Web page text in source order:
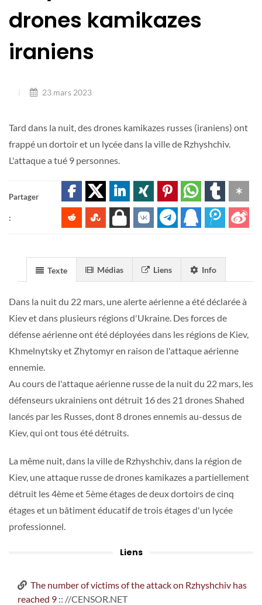
drones kamikazes
iraniens
23 mars 2023
Tard dans la nuit, des drones kamikazes russes (iraniens) ont
frappé un dortoir et un lycée dans la ville de Rzhyshchiv.
L'attaque a tué 9 personnes.
Partager
:
Texte Médias Liens Info
Dans la nuit du 22 mars, une alerte aérienne a été déclarée à
Kiev et dans plusieurs régions d'Ukraine. Des forces de
défense aérienne ont été déployées dans les régions de Kiev,
Khmelnytsky et Zhytomyr en raison de l'attaque aérienne
ennemie.
Au cours de l'attaque aérienne russe de la nuit du 22 mars, les
défenseurs ukrainiens ont détruit 16 des 21 drones Shahed
lancés par les Russes, dont 8 drones ennemis au-dessus de
Kiev, qui ont tous été détruits.
La même nuit, dans la ville de Rzhyshchiv, dans la région de
Kiev, une attaque russe de drones kamikazes a partiellement
détruit les 4ème et 5ème étages de deux dortoirs de cinq
étages et un bâtiment éducatif de trois étages d'un lycée
professionnel.
Liens
The number of victims of the attack on Rzhyshchiv has
reached 9 :: //CENSOR.NET